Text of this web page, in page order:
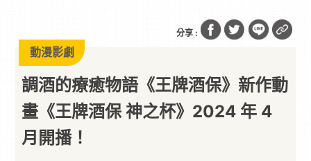
分享 :
動漫影劇
調酒的療癒物語《王牌酒保》新作動
畫《王牌酒保 神之杯》2024 年 4
月開播！